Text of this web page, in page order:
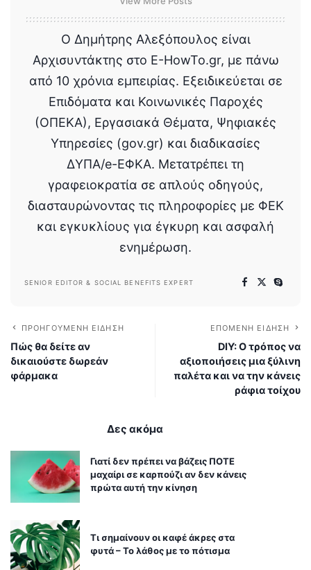
Ο Δημήτρης Αλεξόπουλος είναι
Αρχισυντάκτης στο E-HowTo.gr, με πάνω
από 10 χρόνια εμπειρίας. Εξειδικεύεται σε
Επιδόματα και Κοινωνικές Παροχές
(ΟΠΕΚΑ), Εργασιακά Θέματα, Ψηφιακές
Υπηρεσίες (gov.gr) και διαδικασίες
ΔΥΠΑ/e-ΕΦΚΑ. Μετατρέπει τη
γραφειοκρατία σε απλούς οδηγούς,
διασταυρώνοντας τις πληροφορίες με ΦΕΚ
και εγκυκλίους για έγκυρη και ασφαλή
ενημέρωση.
SENIOR EDITOR & SOCIAL BENEFITS EXPERT
ΠΡΟΗΓΟΎΜΕΝΗ ΕΊΔΗΣΗ
Πώς θα δείτε αν
δικαιούστε δωρεάν
φάρμακα
ΕΠΌΜΕΝΗ ΕΊΔΗΣΗ
DIY: Ο τρόπος να
αξιοποιήσεις μια ξύλινη
παλέτα και να την κάνεις
ράφια τοίχου
Δες ακόμα
Γιατί δεν πρέπει να βάζεις ΠΟΤΕ
μαχαίρι σε καρπούζι αν δεν κάνεις
πρώτα αυτή την κίνηση
Τι σημαίνουν οι καφέ άκρες στα
φυτά – Το λάθος με το πότισμα